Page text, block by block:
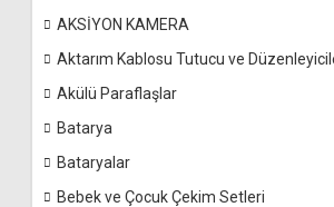
AKSİYON KAMERA
Aktarım Kablosu Tutucu ve
Akülü Paraflaşlar
Batarya
Bataryalar
Bebek ve Çocuk Çekim Setleri